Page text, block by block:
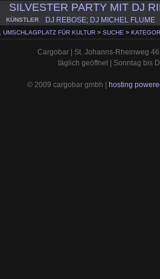
SILVESTER PARTY MIT DJ
KÜNSTLER DJ REBOSE; DJ MICHEL FLUME
FÜR KULTUR > SUCHE >
Cargobar | St. Johanns-Rheinweg
täglich geöffnet | Sonntag bis
© 2009 cargobar gmbh | hosting